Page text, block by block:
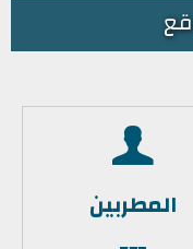
المطربين